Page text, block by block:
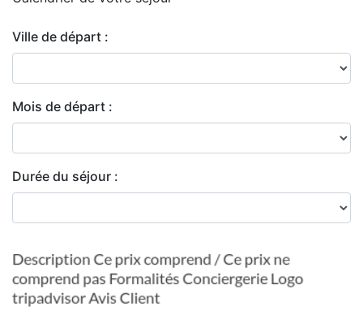
Ville de départ :
Mois de départ :
Durée du séjour :